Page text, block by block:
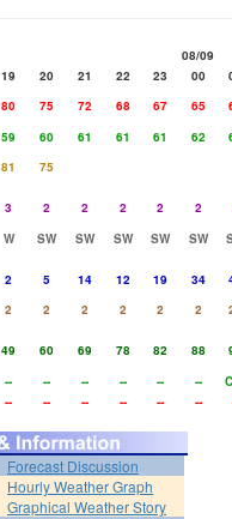
08/09
19 20 21 22 23 00
80 75 72 68 67 65
59 60 61 61 61 62
81
75
3 2 2 2 2 2
W SW SW SW SW SW
2 5 14 12 19 34
2 2 2 2 2 2
49 60 69 78 82 88
-- -- -- -- -- --
-- -- -- -- -- --
Forecast Discussion
Hourly Weather Graph
Graphical Weather Story